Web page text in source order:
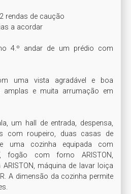
rendas de caução
a acordar
4.º andar de um prédio com
uma vista agradável e boa
amplas e muita arrumação em
um hall de entrada, despensa,
com roupeiro, duas casas de
uma cozinha equipada com
fogão com forno ARISTON,
máquina de lavar loiça
A dimensão da cozinha permite